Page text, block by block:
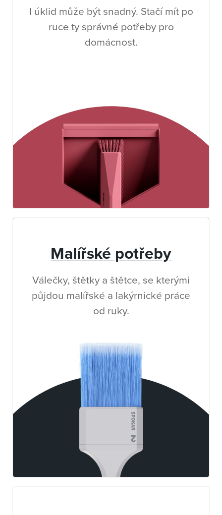
I úklid může být snadný. Stačí mít po
ruce ty správné potřeby pro
domácnost.
Malířské potřeby
Válečky, štětky a štětce, se kterými
půjdou malířské a lakýrnické práce
od ruky.